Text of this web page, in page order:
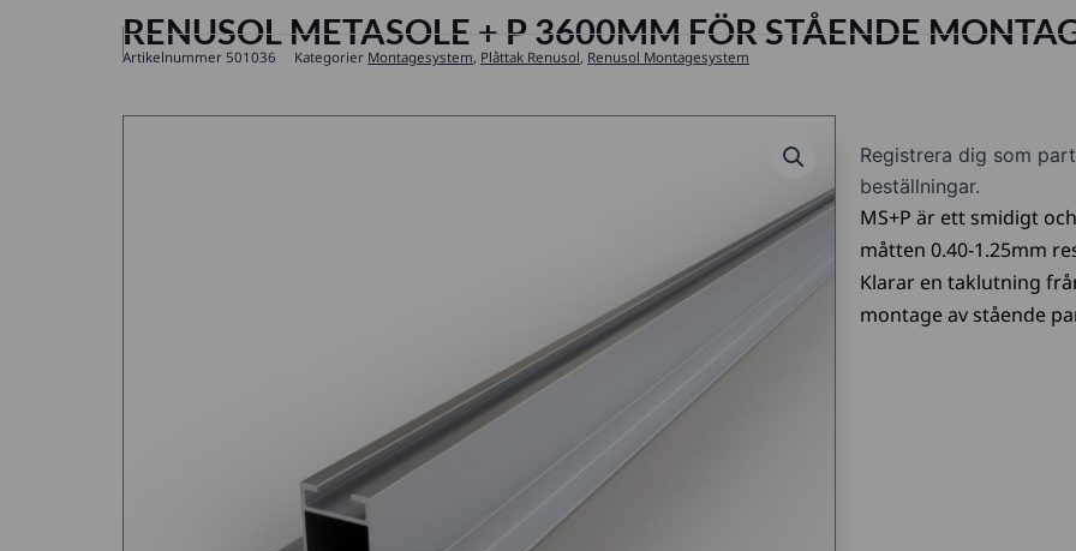
RENUSOL METASOLE + P 3600MM FÖR STÅENDE
Artikelnummer 501036 Kategorier Montagesystem, Plåttak Renusol, Renusol Montagesystem
Registrera dig som
beställningar.
MS+P är ett smidigt
måtten 0.40-1.25mm
Klarar en taklutning
montage av stående